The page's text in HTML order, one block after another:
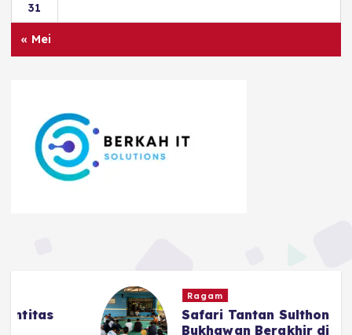
31
« Mei
Ragam
Safari Tantan Sulthon
Bukhawan Berakhir di Ciamis